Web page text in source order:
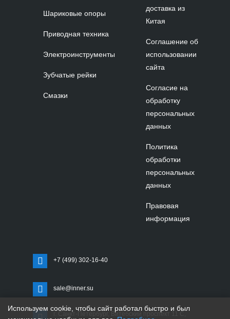
Шариковые опоры
Приводная техника
Электроинструменты
Зубчатые рейки
Смазки
доставка из
Китая
Соглашение об
использовании
сайта
Согласие на
обработку
персональных
данных
Политика
обработки
персональных
данных
Правовая
информация
+7 (499) 302-16-40
sale@inner.su
г. Санкт-Петербург, Витебский проспект 11 С,
Используем cookie, чтобы сайт работал быстро и был